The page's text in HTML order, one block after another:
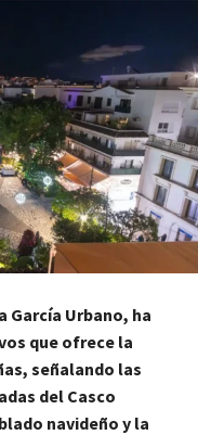
García Urbano, ha
que ofrece la
señalando las
del Casco
navideño y la